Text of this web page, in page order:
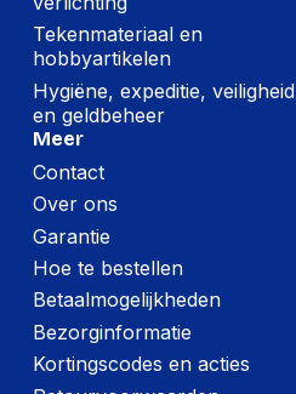
Tekenmateriaal en
hobbyartikelen
Hygiëne, expeditie, veiligheid
en geldbeheer
Meer
Contact
Over ons
Garantie
Hoe te bestellen
Betaalmogelijkheden
Bezorginformatie
Kortingscodes en acties